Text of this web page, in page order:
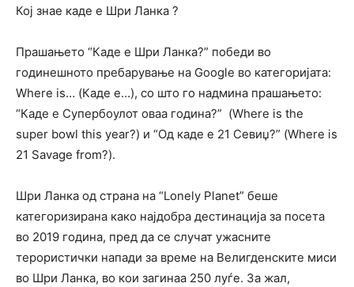
Кој знае каде е Шри Ланка ?
Прашањето “Каде е Шри Ланка?” победи во
годинешното пребарување на Google во категоријата:
Where is… (Каде е…), со што го надмина прашањето:
“Каде е Супербоулот оваа година?” (Where is the
super bowl this year?) и “Од каде е 21 Севиџ?” (Where is
21 Savage from?).
Шри Ланка од страна на “Lonely Planet” беше
категоризирана како најдобра дестинација за посета
во 2019 година, пред да се случат ужасните
терористички напади за време на Велигденските миси
во Шри Ланка, во кои загинаа 250 луѓе. За жал,